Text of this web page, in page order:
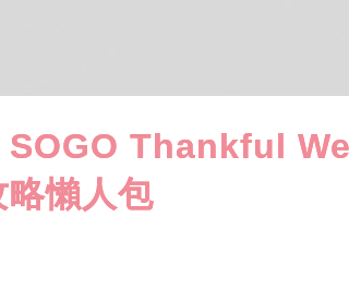
SOGO Thankful
懶人包